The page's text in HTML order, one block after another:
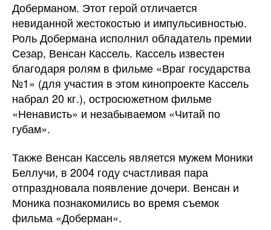
Доберманом. Этот герой отличается
невиданной жестокостью и импульсивностью.
Роль Добермана исполнил обладатель премии
Сезар, Венсан Кассель. Кассель известен
благодаря ролям в фильме «Враг государства
№1» (для участия в этом кинопроекте Кассель
набрал 20 кг.), остросюжетном фильме
«Ненависть» и незабываемом «Читай по
губам».
Также Венсан Кассель является мужем Моники
Беллучи, в 2004 году счастливая пара
отпраздновала появление дочери. Венсан и
Моника познакомились во время съемок
фильма «Доберман».